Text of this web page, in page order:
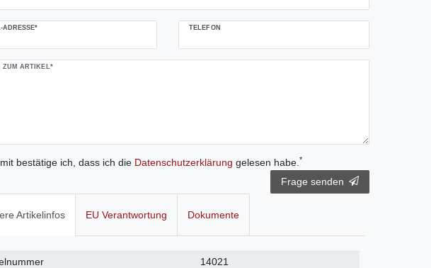
ADRESSE* TELEFON
ZUM ARTIKEL*
bestätige ich, dass ich die Daten­schutz­erklärung gelesen habe.*
Frage senden
Artikelinfos EU Verantwortung Dokumente
14021